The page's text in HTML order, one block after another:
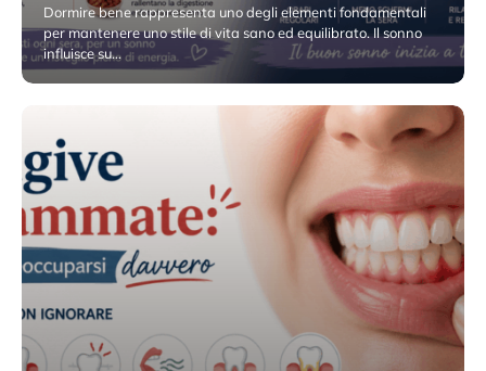
Dormire bene rappresenta uno degli elementi fondamentali
per mantenere uno stile di vita sano ed equilibrato. Il sonno
influisce su…
18 Maggio 2026